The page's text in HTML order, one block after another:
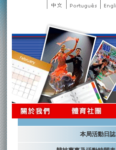
本局活動日誌